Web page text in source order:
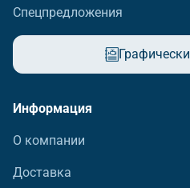
Спецпредложения
Информация
О компании
Доставка